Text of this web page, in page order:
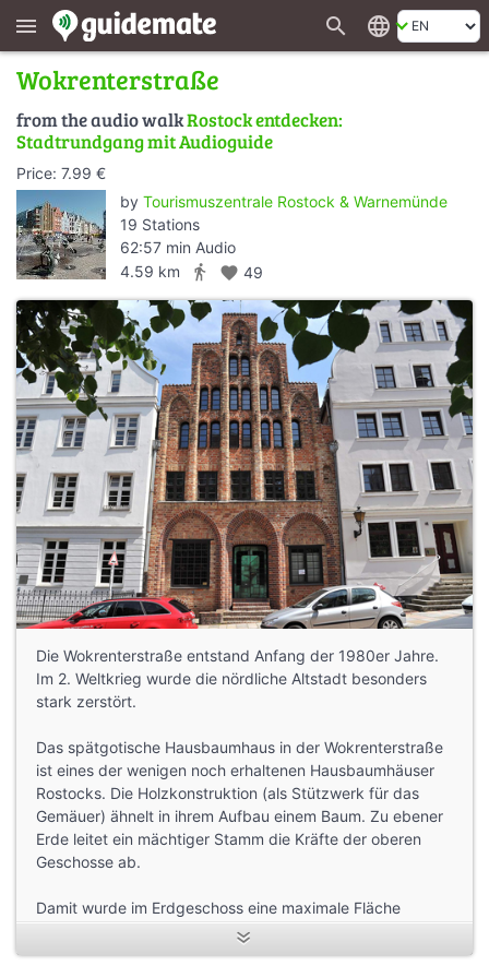
menu search language
Wokrenterstraße
from the audio walkRostock entdecken:
Stadtrundgang mit Audioguide
Price: 7.99 €
by Tourismuszentrale Rostock & Warnemünde
19 Stations
62:57 min Audio
4.59 km
directions_walk favorite 49
Die Wokrenterstraße entstand Anfang der 1980er Jahre.
Im 2. Weltkrieg wurde die nördliche Altstadt besonders
stark zerstört.
Das spätgotische Hausbaumhaus in der Wokrenterstraße
ist eines der wenigen noch erhaltenen Hausbaumhäuser
Rostocks. Die Holzkonstruktion (als Stützwerk für das
Gemäuer) ähnelt in ihrem Aufbau einem Baum. Zu ebener
Erde leitet ein mächtiger Stamm die Kräfte der oberen
Geschosse ab.
Damit wurde im Erdgeschoss eine maximale Fläche
geschaffen. Je höher man in dem Gebäude kommt, desto
mehr verästelt sich das Gebälk - wie bei einem Baum. Die